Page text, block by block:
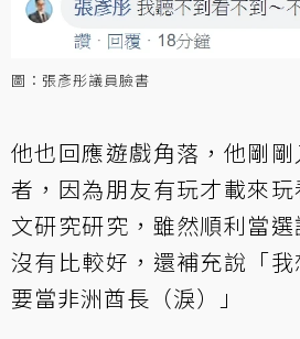
圖：張彥彤議員臉書
他也回應遊戲角落，他剛
者，因為朋友有玩才載來
文研究研究，雖然順利當
沒有比較好，還補充說「
要當非洲酋長（淚）」